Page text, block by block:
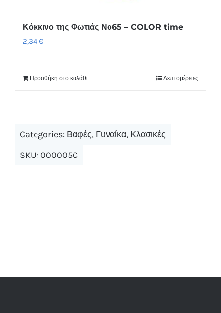
Κόκκινο της Φωτιάς Νο65 – COLOR time
2,34 €
Προσθήκη στο καλάθι Λεπτομέρειες
Categories: Βαφές, Γυναίκα, Κλασικές
SKU: 000005C